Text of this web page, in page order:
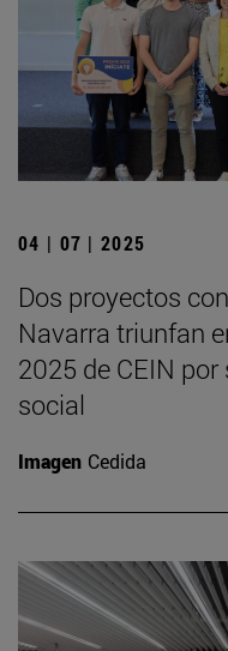
04 | 07 | 2025
Dos proyectos
Navarra triunfan
2025 de CEIN
social
Imagen Cedida